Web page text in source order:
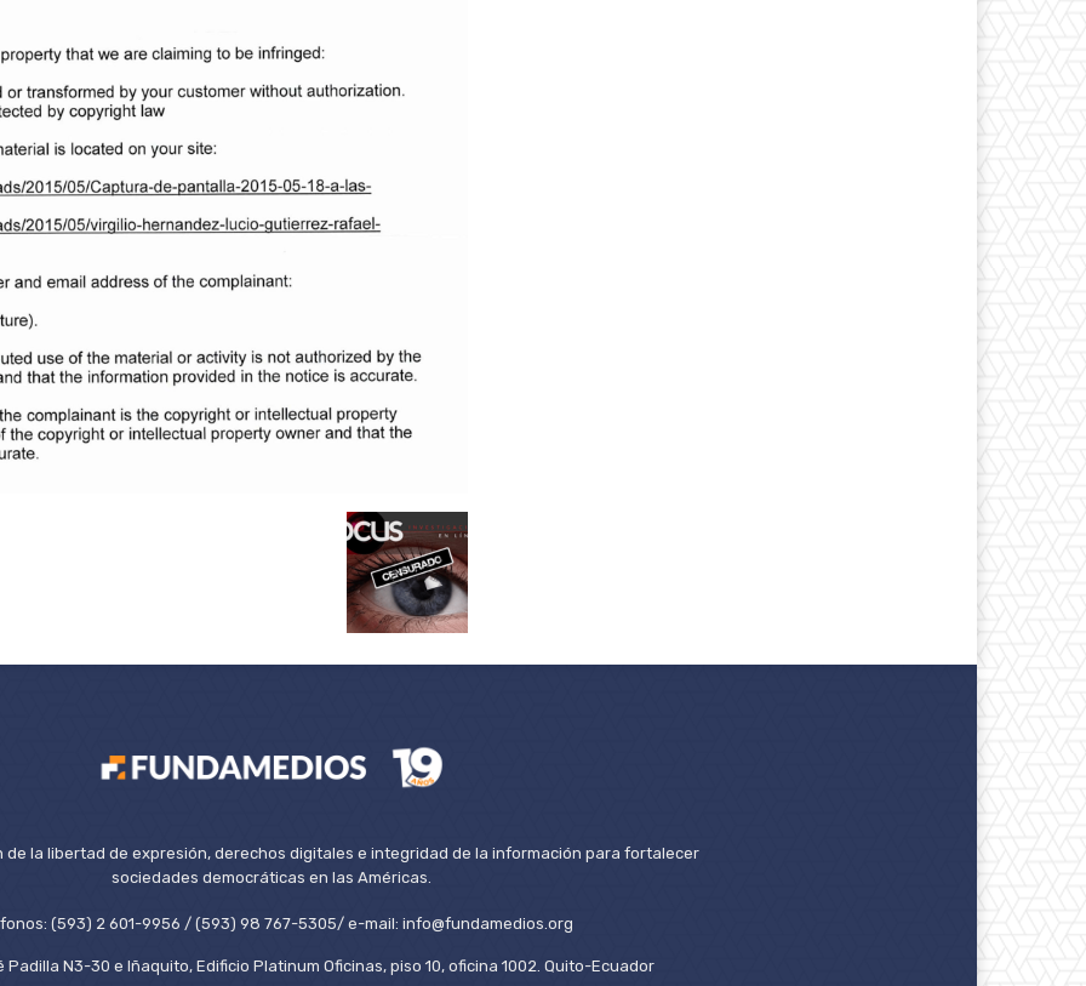
de la libertad de expresión, derechos digitales e integridad de la información para fortalecer
sociedades democráticas en las Américas.
(593) 2 601-9956 / (593) 98 767-5305/ e-mail: info@fundamedios.org
Padilla N3-30 e Iñaquito, Edificio Platinum Oficinas, piso 10, oficina 1002. Quito-Ecuador